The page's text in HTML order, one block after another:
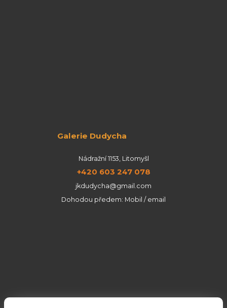
Galerie Dudycha
Nádražní 1153, Litomyšl
+420 603 247 078
jkdudycha@gmail.com
Dohodou předem: Mobil / email